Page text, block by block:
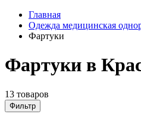
Главная
Одежда медицинская
Фартуки
Фартуки в
13 товаров
Фильтр